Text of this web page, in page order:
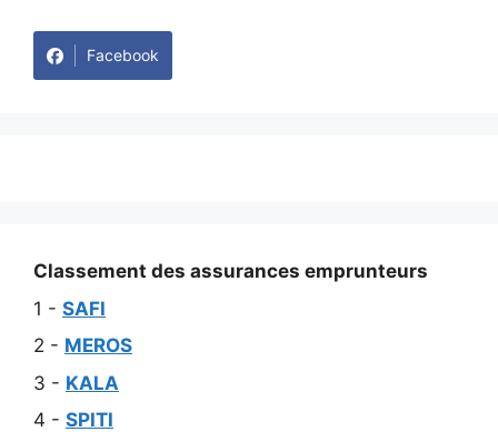
Facebook
Classement des assurances emprunteurs
1 - SAFI
2 - MEROS
3 - KALA
4 - SPITI